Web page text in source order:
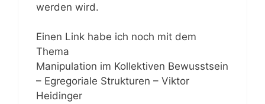
werden wird.
Einen Link habe ich noch mit dem
Thema
Manipulation im Kollektiven Bewusstsein
– Egregoriale Strukturen – Viktor
Heidinger